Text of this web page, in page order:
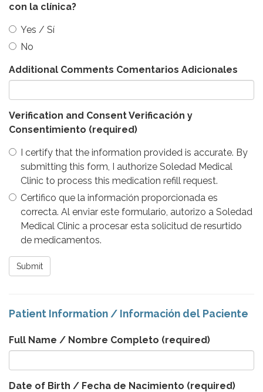
con la clínica?
Yes / Sí
No
Additional Comments Comentarios Adicionales
Verification and Consent Verificación y
Consentimiento (required)
I certify that the information provided is accurate. By
submitting this form, I authorize Soledad Medical
Clinic to process this medication refill request.
Certifico que la información proporcionada es
correcta. Al enviar este formulario, autorizo a Soledad
Medical Clinic a procesar esta solicitud de resurtido
de medicamentos.
Submit
Patient Information / Información del Paciente
Full Name / Nombre Completo (required)
Date of Birth / Fecha de Nacimiento (required)